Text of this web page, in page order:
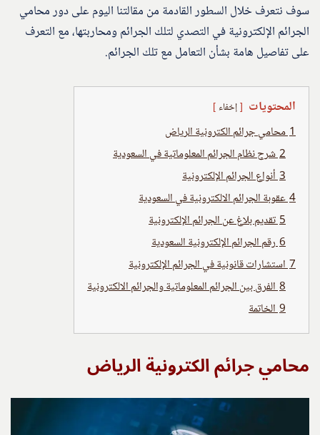
سوف نتعرف خلال السطور القادمة من مقالتنا اليوم على دور محامي
الجرائم الإلكترونية في التصدي لتلك الجرائم ومحاربتها، مع التعرف
على تفاصيل هامة بشأن التعامل مع تلك الجرائم.
المحتويات إخفاء
1محامي جرائم الكترونية الرياض
2شرح نظام الجرائم المعلوماتية في السعودية
3أنواع الجرائم الإلكترونية
4عقوبة الجرائم الالكترونية في السعودية
5تقديم بلاغ عن الجرائم الإلكترونية
6 رقم الجرائم الإلكترونية السعودية
7استشارات قانونية في الجرائم الإلكترونية
8الفرق بين الجرائم المعلوماتية والجرائم الالكترونية
9الخاتمة
محامي جرائم الكترونية الرياض